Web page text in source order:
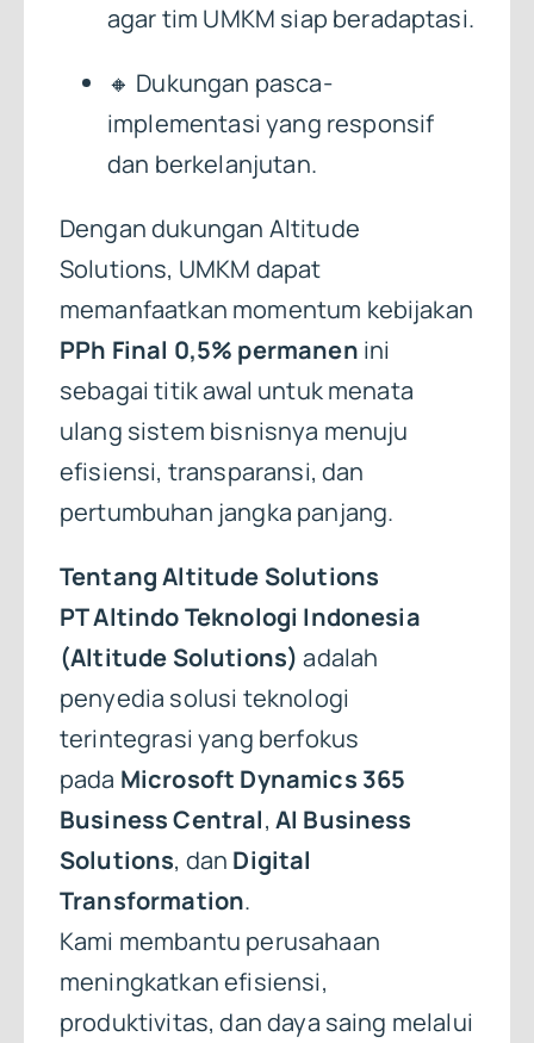
agar tim UMKM siap beradaptasi.
🔸 Dukungan pasca-
implementasi yang responsif
dan berkelanjutan.
Dengan dukungan Altitude
Solutions, UMKM dapat
memanfaatkan momentum kebijakan
PPh Final 0,5% permanen ini
sebagai titik awal untuk menata
ulang sistem bisnisnya menuju
efisiensi, transparansi, dan
pertumbuhan jangka panjang.
Tentang Altitude Solutions
PT Altindo Teknologi Indonesia
(Altitude Solutions) adalah
penyedia solusi teknologi
terintegrasi yang berfokus
pada Microsoft Dynamics 365
Business Central, AI Business
Solutions, dan Digital
Transformation.
Kami membantu perusahaan
meningkatkan efisiensi,
produktivitas, dan daya saing melalui